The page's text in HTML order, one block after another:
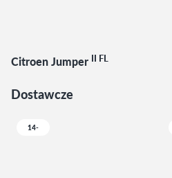
Citroen Jumper II FL
Dostawcze
14-